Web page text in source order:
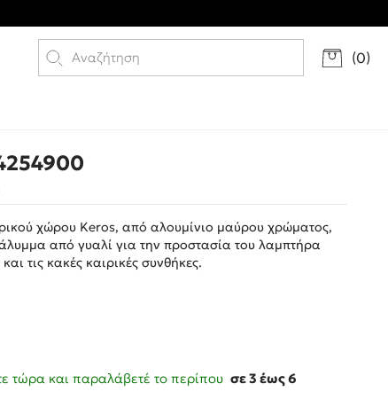
(0)
χώρου Keros, από αλουμίνιο μαύρου χρώματος,
από γυαλί για την προστασία του λαμπτήρα
τις κακές καιρικές συνθήκες.
τώρα και παραλάβετέ το περίπου σε 3 έως 6